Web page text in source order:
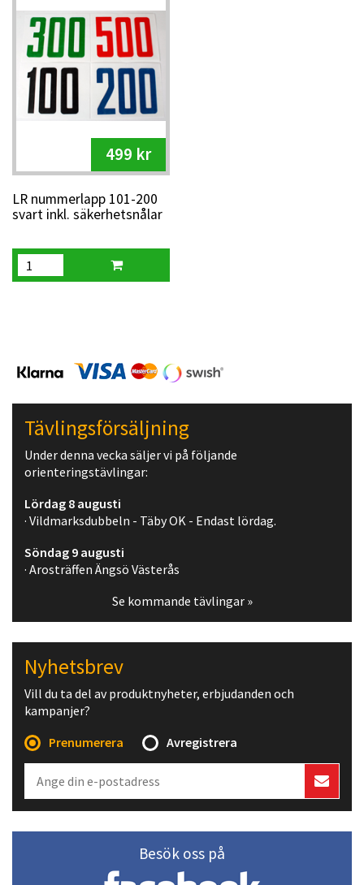
499 kr
LR nummerlapp 101-200
svart inkl. säkerhetsnålar
Tävlingsförsäljning
Under denna vecka säljer vi på följande
orienteringstävlingar:
Lördag 8 augusti
· Vildmarksdubbeln - Täby OK - Endast lördag.
Söndag 9 augusti
· Arosträffen Ängsö Västerås
Se kommande tävlingar »
Nyhetsbrev
Vill du ta del av produktnyheter, erbjudanden och
kampanjer?
Prenumerera
Avregistrera
Besök oss på